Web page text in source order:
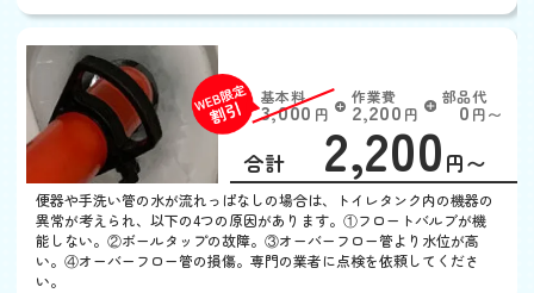
基本料
3,000 円 W
EB
限
定
割
引
作業費
2,200 円
部品代
0円〜
合計 2,200 円〜
便器や手洗い管の水が流れっぱなしの場合は、トイレタンク内の機器の
異常が考えられ、以下の4つの原因があります。①フロートバルブが機
能しない。②ボールタップの故障。③オーバーフロー管より水位が高
い。④オーバーフロー管の損傷。専門の業者に点検を依頼してくださ
い。